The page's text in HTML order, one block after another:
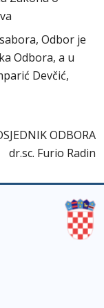
Odbor je
Odbora, a u
Devčić,
ODBORA
dr.sc. Furio Radin